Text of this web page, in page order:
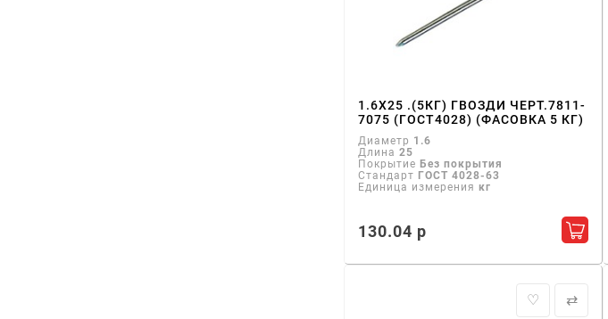
1.6X25 .(5КГ) ГВОЗДИ ЧЕРТ.7811-
7075 (ГОСТ4028) (ФАСОВКА 5 КГ)
Диаметр 1.6
Длина 25
Покрытие Без покрытия
Стандарт ГОСТ 4028-63
Единица измерения кг
130.04 р
♡ ⇄